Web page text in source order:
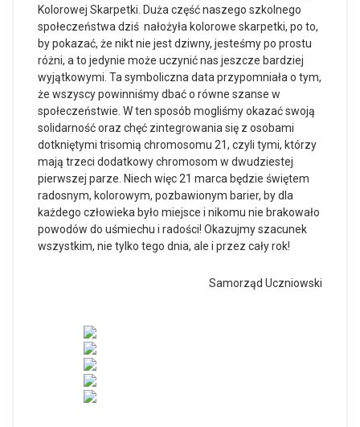
Kolorowej Skarpetki. Duża część naszego szkolnego
społeczeństwa dziś nałożyła kolorowe skarpetki, po to,
by pokazać, że nikt nie jest dziwny, jesteśmy po prostu
różni, a to jedynie może uczynić nas jeszcze bardziej
wyjątkowymi. Ta symboliczna data przypomniała o tym,
że wszyscy powinniśmy dbać o równe szanse w
społeczeństwie. W ten sposób mogliśmy okazać swoją
solidarność oraz chęć zintegrowania się z osobami
dotkniętymi trisomią chromosomu 21, czyli tymi, którzy
mają trzeci dodatkowy chromosom w dwudziestej
pierwszej parze. Niech więc 21 marca będzie świętem
radosnym, kolorowym, pozbawionym barier, by dla
każdego człowieka było miejsce i nikomu nie brakowało
powodów do uśmiechu i radości! Okazujmy szacunek
wszystkim, nie tylko tego dnia, ale i przez cały rok!
Samorząd Uczniowski